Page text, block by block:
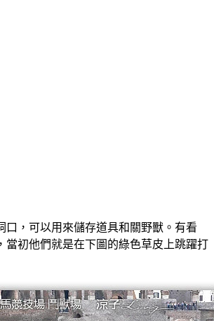
口，可以用來儲存道具和關野獸。有看
當初他們就是在下圖的綠色草皮上跳躍打